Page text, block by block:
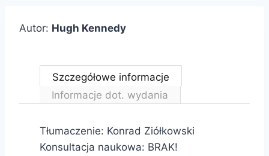
Autor: Hugh Kennedy
Szczegółowe informacje
Informacje dot. wydania
Tłumaczenie: Konrad Ziółkowski
Konsultacja naukowa: BRAK!